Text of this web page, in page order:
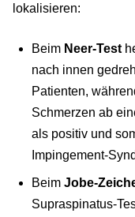
lokalisieren:
Beim Neer-Test
nach innen
Patienten,
Schmerzen ab
als positiv und
Impingement-
Beim Jobe-
Supraspinatus-